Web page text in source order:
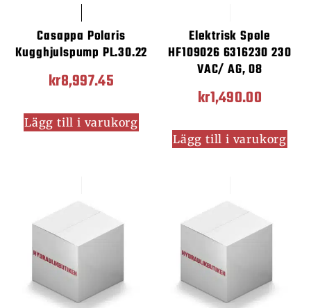
Casappa Polaris
Kugghjulspump PL.30.22
kr8,997.45
Lägg till i varukorg
Elektrisk Spole
HF109026 6316230 230
VAC/ AG, 08
kr1,490.00
Lägg till i varukorg